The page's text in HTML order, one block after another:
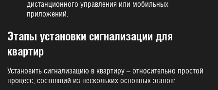
shield@vst39.ru
г. Калининград,
ул. Судостроительная,
дистанционного управления или мобильных
приложений.
Этапы установки сигнализации для
квартир
Установить сигнализацию в квартиру – относительно простой
процесс, состоящий из нескольких основных этапов: